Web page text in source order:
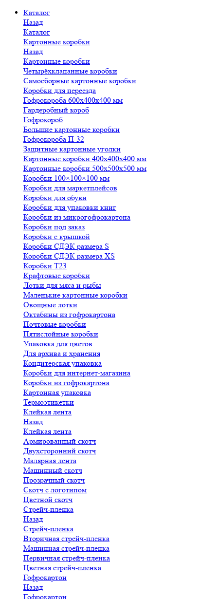
Каталог
Назад
Каталог
Картонные коробки
Назад
Картонные коробки
Четырёхклапанные коробки
Самосборные картонные коробки
Коробки для переезда
Гофрокороба 600х400х400 мм
Гардеробный короб
Гофрокороб
Большие картонные коробки
Гофрокороба П-32
Защитные картонные уголки
Картонные коробки 400х400х400 мм
Картонные коробки 500х500х500 мм
Коробки 100×100×100 мм
Коробки для маркетплейсов
Коробки для обуви
Коробки для упаковки книг
Коробки из микрогофрокартона
Коробки под заказ
Коробки с крышкой
Коробки СДЭК размера S
Коробки СДЭК размера XS
Коробки Т23
Крафтовые коробки
Лотки для мяса и рыбы
Маленькие картонные коробки
Овощные лотки
Октабины из гофрокартона
Почтовые коробки
Пятислойные коробки
Упаковка для цветов
Для архива и хранения
Кондитерская упаковка
Коробки для интернет-магазина
Коробки из гофрокартона
Картонная упаковка
Термоэтикетки
Клейкая лента
Назад
Клейкая лента
Армированный скотч
Двухсторонний скотч
Малярная лента
Машинный скотч
Прозрачный скотч
Скотч с логотипом
Цветной скотч
Стрейч-пленка
Назад
Стрейч-пленка
Вторичная стрейч-пленка
Машинная стрейч-пленка
Первичная стрейч-пленка
Цветная стрейч-пленка
Гофрокартон
Назад
Гофрокартон